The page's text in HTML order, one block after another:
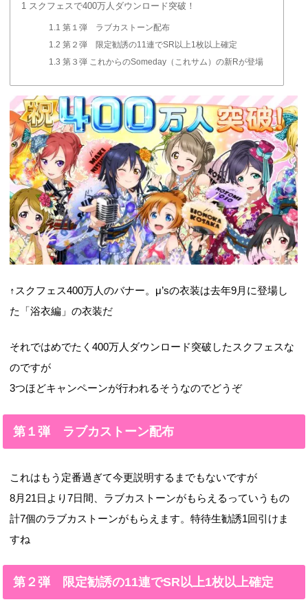
1 スクフェスで400万人ダウンロード突破！
1.1 第１弾 ラブカストーン配布
1.2 第２弾 限定勧誘の11連でSR以上1枚以上確定
1.3 第３弾 これからのSomeday（これサム）の新Rが登場
↑スクフェス400万人のバナー。μ’sの衣装は去年9月に登場し
た「浴衣編」の衣装だ
それではめでたく400万人ダウンロード突破したスクフェスな
のですが
3つほどキャンペーンが行われるそうなのでどうぞ
第１弾 ラブカストーン配布
これはもう定番過ぎて今更説明するまでもないですが
8月21日より7日間、ラブカストーンがもらえるっていうもの
計7個のラブカストーンがもらえます。特待生勧誘1回引けま
すね
第２弾 限定勧誘の11連でSR以上1枚以上確定